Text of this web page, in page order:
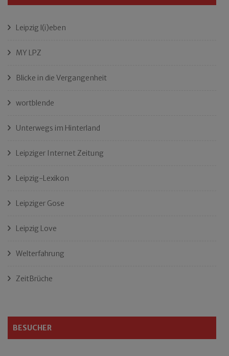
Leipzig l(i)eben
MY LPZ
Blicke in die Vergangenheit
wortblende
Unterwegs im Hinterland
Leipziger Internet Zeitung
Leipzig-Lexikon
Leipziger Gose
Leipzig Love
Welterfahrung
ZeitBrüche
BESUCHER